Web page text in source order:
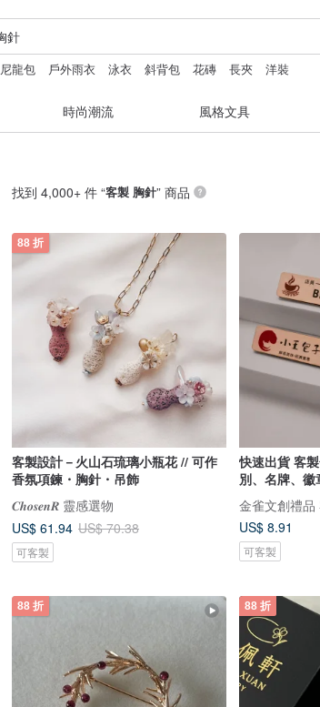
尼龍包 戶外雨衣 泳衣 斜背包 花磚 長夾 洋裝
時尚潮流 風格文具
找到 4,000+ 件 “客製 胸針” 商品
88 折
客製設計－火山石琉璃小瓶花 // 可作
香氛項鍊・胸針・吊飾
𝑪𝒉𝒐𝒔𝒆𝒏𝑹 靈感選物
US$ 61.94 US$ 70.38
可客製
快速出貨 客
別、名牌、
金雀文創禮品
US$ 8.91
可客製
88 折 88 折